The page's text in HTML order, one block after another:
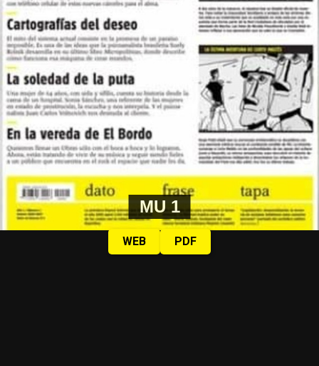
Las mujeres de Córdoba ganando las calles, pese a la lluvia, y pese a
todo.Fotos: Nany Palazzini /lavaca.org
Foto: Juan Valeiro/ lavaca.org
MU 1
WEB PDF